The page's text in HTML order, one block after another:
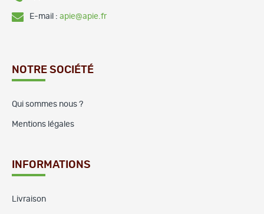
E-mail : apie@apie.fr
NOTRE SOCIÉTÉ
Qui sommes nous ?
Mentions légales
INFORMATIONS
Livraison